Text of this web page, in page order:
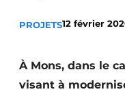
PROJETS12 février
À Mons, dans le
visant à